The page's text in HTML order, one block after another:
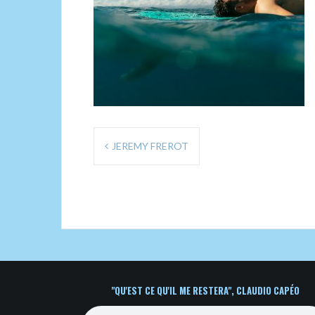
Navigation
de JEREMY FREROT
"QU'EST CE QU'IL ME RESTERA", CLAUDIO CAPÉO